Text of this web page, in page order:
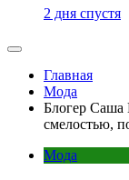
2 дня спустя
Главная
Мода
Блогер Саша
смелостью,
Мода